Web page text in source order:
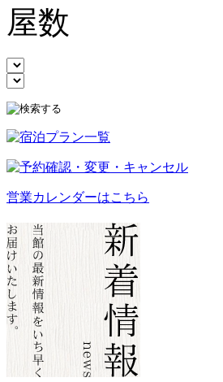
営業カレンダーはこちら